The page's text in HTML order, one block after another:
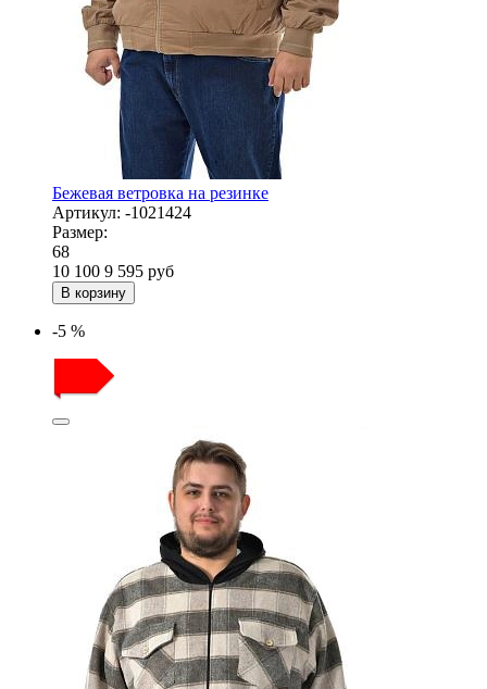
Бежевая ветровка на резинке
Артикул: -1021424
Размер:
68
10 100 9 595 руб
В корзину
-5 %